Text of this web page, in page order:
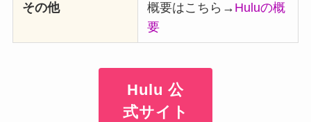
その他 概要はこちら→ Huluの概
要
Hulu 公
式サイト